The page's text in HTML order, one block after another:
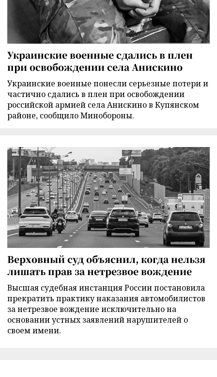
Украинские военные сдались в плен
при освобождении села Анискино
Украинские военные понесли серьезные потери и
частично сдались в плен при освобождении
российской армией села Анискино в Купянском
районе, сообщило Минобороны.
Верховный суд объяснил, когда нельзя
лишать прав за нетрезвое вождение
Высшая судебная инстанция России постановила
прекратить практику наказания автомобилистов
за нетрезвое вождение исключительно на
основании устных заявлений нарушителей о
своем имени.